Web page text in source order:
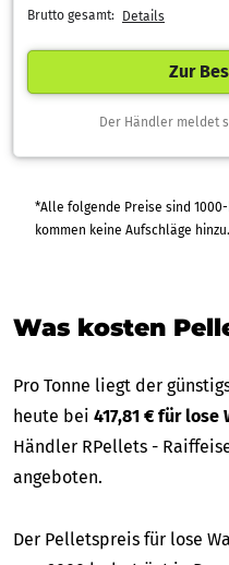
Brutto gesamt: Details
Zur
Der Händler meldet
*Alle folgende Preise sind 1000-kg-
kommen keine Aufschläge hinzu.
Was kosten
Pro Tonne liegt der
heute bei 417,81 € für lose
Händler RPellets -
angeboten.
Der Pelletspreis für lose